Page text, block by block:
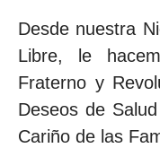
Desde nuestra
Libre, le
Fraterno y
Deseos de
Cariño de las